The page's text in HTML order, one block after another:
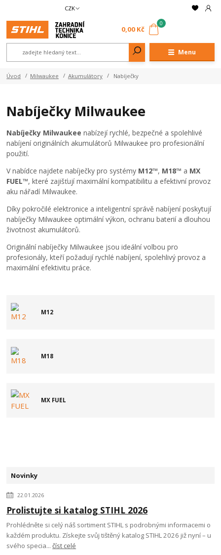
Menu
CZK
0
0,00 Kč
Úvod Milwaukee Akumulátory Nabíječky
Nabíječky Milwaukee
Nabíječky Milwaukee nabízejí rychlé, bezpečné a spolehlivé
nabíjení originálních akumulátorů Milwaukee pro profesionální
použití.
V nabídce najdete nabíječky pro systémy M12™, M18™ a MX
FUEL™, které zajišťují maximální kompatibilitu a efektivní provoz
aku nářadí Milwaukee.
Díky pokročilé elektronice a inteligentní správě nabíjení poskytují
nabíječky Milwaukee optimální výkon, ochranu baterií a dlouhou
životnost akumulátorů.
Originální nabíječky Milwaukee jsou ideální volbou pro
profesionály, kteří požadují rychlé nabíjení, spolehlivý provoz a
maximální efektivitu práce.
M12
M18
MX FUEL
Novinky
22.01.2026
Prolistujte si katalog STIHL 2026
Prohlédněte si celý náš sortiment STIHL s podrobnými informacemi o
každém produktu. Získejte svůj tištěný katalog STIHL 2026 již nyní – u
svého specia...číst celé